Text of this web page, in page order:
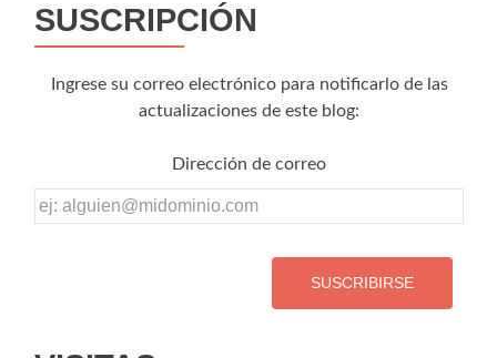
SUSCRIPCIÓN
Ingrese su correo electrónico para notificarlo de las
actualizaciones de este blog:
Dirección de correo
Dirección
de
correo